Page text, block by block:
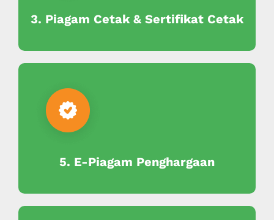
3. Piagam Cetak & Sertifikat Cetak
5. E-Piagam Penghargaan